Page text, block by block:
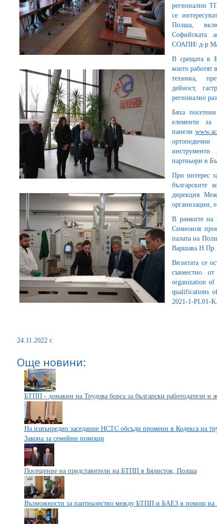
регионални
се
Полша,
Софийската
СОАПИ/ д-р
В срещата в
които работят
техника,
дейност,
регионално
Бяха
елементи за
панели
инструменти
партньори в
При интерес
дирекция
организации,
В рамките на
Симеонов
палата на
Варшава Н.Пр.
Визитата се
съвместно
organization
qualifications
2021-1-PL01-
24.11.2022 г.
Още новини:
БТПП - домакин на Трудова борса за български работодатели
На извънредно заседание НСТС обсъди промени в Кодекса на
Закона за семейни помощи
Посещение на представители на БТПП в Бялисток, Полша
Възможности за партньорство между БТПП и БАЕЗ в помощ